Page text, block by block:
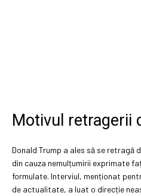
Motivul retragerii
Donald Trump a ales să se retragă
din cauza nemulțumirii exprimate
formulate. Interviul, menționat
de actualitate, a luat o direcție